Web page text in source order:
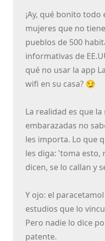
¡Ay, qué bonito todo
mujeres que no
pueblos de 500
informativas de
qué no usar la app
wifi en su casa? 😏
La realidad es que
embarazadas no
les importa. Lo que
les diga: 'toma esto,
dicen, se lo callan y
Y ojo: el
estudios que lo
Pero nadie lo dice
patente.